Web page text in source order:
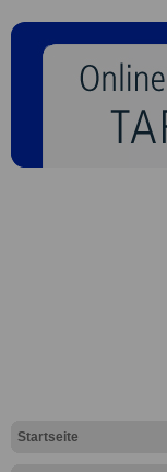
Startseite